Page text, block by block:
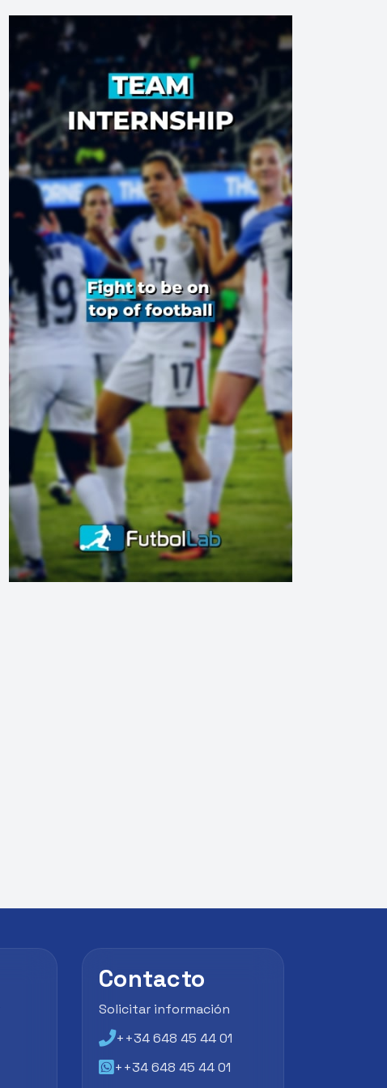
Contacto
Solicitar información
++34 648 45 44 01
++34 648 45 44 01